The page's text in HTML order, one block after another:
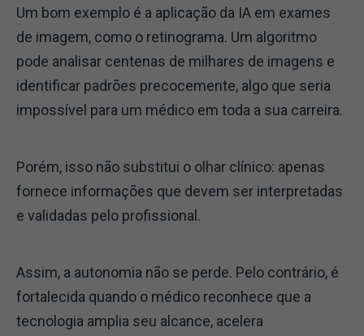
Um bom exemplo é a aplicação da IA em exames
de imagem, como o retinograma. Um algoritmo
pode analisar centenas de milhares de imagens e
identificar padrões precocemente, algo que seria
impossível para um médico em toda a sua carreira.
Porém, isso não substitui o olhar clínico: apenas
fornece informações que devem ser interpretadas
e validadas pelo profissional.
Assim, a autonomia não se perde. Pelo contrário, é
fortalecida quando o médico reconhece que a
tecnologia amplia seu alcance, acelera